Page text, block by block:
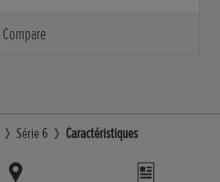
Compare
Série 6 Caractéristiques